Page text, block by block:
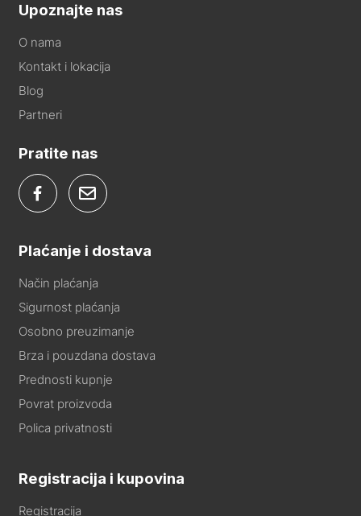
Upoznajte nas
O nama
Kontakt i lokacija
Blog
Partneri
Pratite nas
Plaćanje i dostava
Način plaćanja
Sigurnost plaćanja
Osobno preuzimanje
Brza i pouzdana dostava
Prednosti kupnje
Povrat proizvoda
Polica privatnosti
Registracija i kupovina
Registracija